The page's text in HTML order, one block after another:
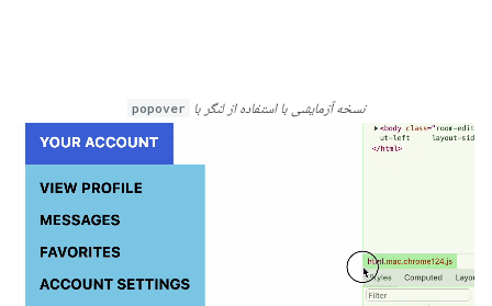
نسخه آزمایشی با استفاده از لنگر با popover